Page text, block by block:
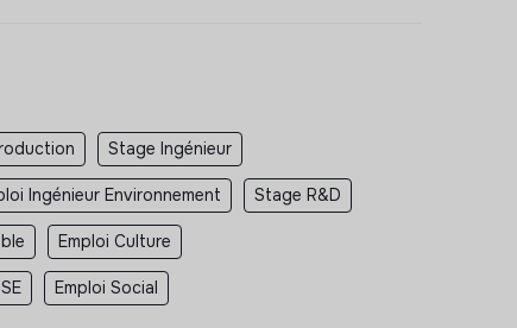
Stage Ingénieur
Ingénieur Environnement Stage R&D
Emploi Culture
Emploi Social